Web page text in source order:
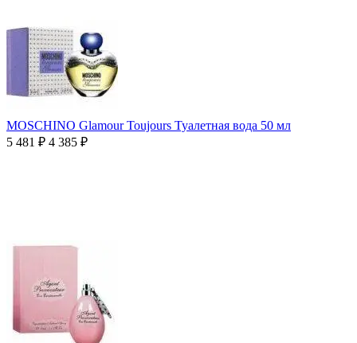
MOSCHINO Glamour Toujours Туалетная вода 50 мл
5 481 ₽ 4 385 ₽